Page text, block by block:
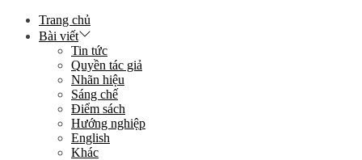
Skip
Trang chủ
Bài viết
Tin tức
Quyền tác giả
Nhãn hiệu
Sáng chế
Điểm sách
Hướng nghiệp
English
Khác